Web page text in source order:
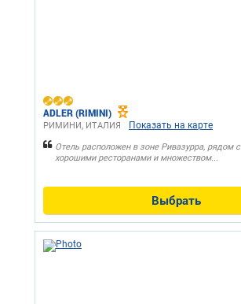
ADLER (RIMINI)
РИМИНИ, ИТАЛИЯ Показать на карте
Отель расположен в зоне Ривазурра, рядом с
хорошими ресторанами и множеством...
Выбрать